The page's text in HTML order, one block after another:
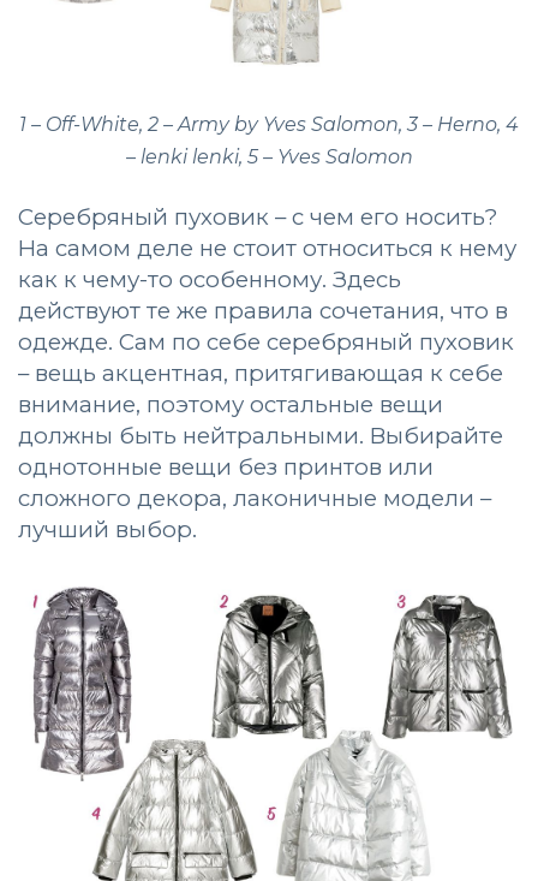
1 – Off-White, 2 – Army by Yves Salomon, 3 – Herno, 4
– lenki lenki, 5 – Yves Salomon
Серебряный пуховик – с чем его носить?
На самом деле не стоит относиться к нему
как к чему-то особенному. Здесь
действуют те же правила сочетания, что в
одежде. Сам по себе серебряный пуховик
– вещь акцентная, притягивающая к себе
внимание, поэтому остальные вещи
должны быть нейтральными. Выбирайте
однотонные вещи без принтов или
сложного декора, лаконичные модели –
лучший выбор.